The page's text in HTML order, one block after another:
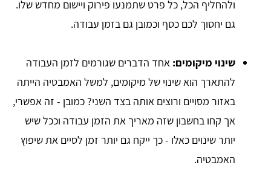
ולהחליף הכל, כל פרט שתמנעו פירוק ויישום מחדש שלו.
גם יחסוך לכם כסף וכמובן גם בזמן עבודה.
שינוי מיקומים: אחד הדברים שגורמים לזמן העבודה
להתארך הוא שינוי של מיקומים, למשל האמבטיה הייתה
באזור מסויים ורוצים אותה בצד השני? כמובן - זה אפשרי,
אך קחו בחשבון שזה מאריך את הזמן עבודה וככל שיש
יותר שינוים כאלו - כך ייקח גם יותר זמן לסיים את שיפוץ
האמבטיה.